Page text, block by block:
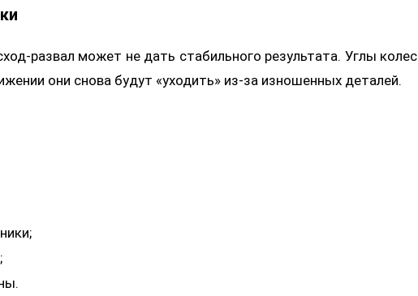
развал может не дать стабильного результата. Углы колес
они снова будут «уходить» из-за изношенных деталей.